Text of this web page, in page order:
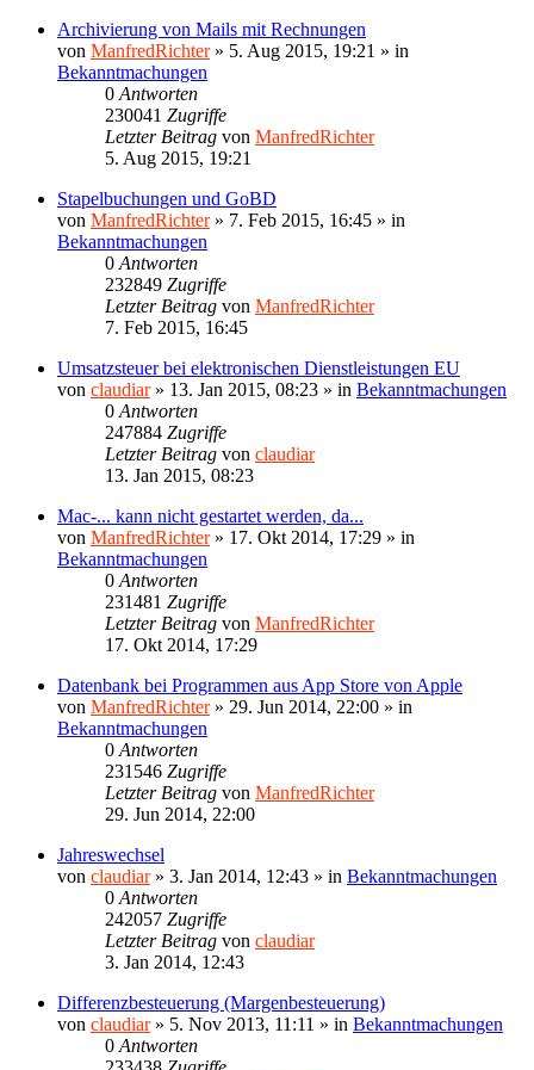
Archivierung von Mails mit Rechnungen
von ManfredRichter» 5. Aug 2015, 19:21 » in
Bekanntmachungen
0 Antworten
230041 Zugriffe
Letzter Beitrag von ManfredRichter
5. Aug 2015, 19:21
Stapelbuchungen und GoBD
von ManfredRichter» 7. Feb 2015, 16:45 » in
Bekanntmachungen
0 Antworten
232849 Zugriffe
Letzter Beitrag von ManfredRichter
7. Feb 2015, 16:45
Umsatzsteuer bei elektronischen Dienstleistungen EU
von claudiar» 13. Jan 2015, 08:23 » in Bekanntmachungen
0 Antworten
247884 Zugriffe
Letzter Beitrag von claudiar
13. Jan 2015, 08:23
Mac-... kann nicht gestartet werden, da...
von ManfredRichter» 17. Okt 2014, 17:29 » in
Bekanntmachungen
0 Antworten
231481 Zugriffe
Letzter Beitrag von ManfredRichter
17. Okt 2014, 17:29
Datenbank bei Programmen aus App Store von Apple
von ManfredRichter» 29. Jun 2014, 22:00 » in
Bekanntmachungen
0 Antworten
231546 Zugriffe
Letzter Beitrag von ManfredRichter
29. Jun 2014, 22:00
Jahreswechsel
von claudiar» 3. Jan 2014, 12:43 » in Bekanntmachungen
0 Antworten
242057 Zugriffe
Letzter Beitrag von claudiar
3. Jan 2014, 12:43
Differenzbesteuerung (Margenbesteuerung)
von claudiar» 5. Nov 2013, 11:11 » in Bekanntmachungen
0 Antworten